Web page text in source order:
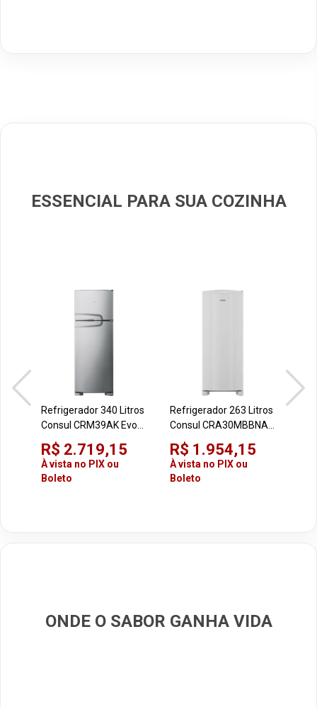
ESSENCIAL PARA SUA COZINHA
Refrigerador 340 Litros
Consul CRM39AK Evox
220V Frost Free 2
Portas
R$ 2.719,15
À vista no PIX ou
Boleto
Refrigerador 263 Litros
Consul CRA30MBBNA
Branco 220V
R$ 1.954,15
À vista no PIX ou
Boleto
ONDE O SABOR GANHA VIDA